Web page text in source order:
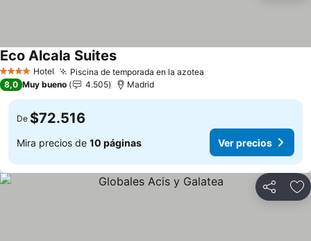
4 EstrellasHotel Piscina de temporada en la azotea
Eco Alcala Suites
8,0 Muy bueno 4.505 Madrid
De $72.516
Mira precios de 10 páginas Ver precios
Compartir